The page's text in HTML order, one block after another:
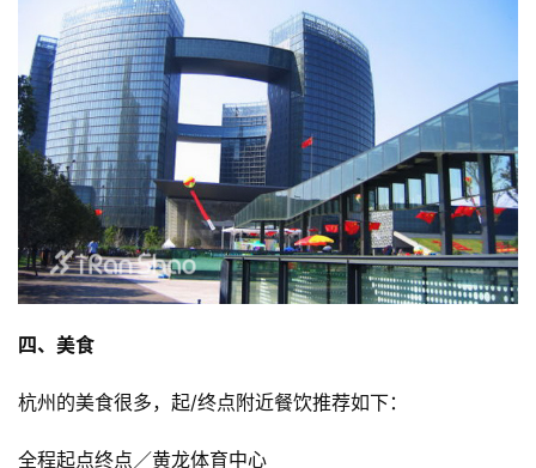
四、美食
杭州的美食很多，起/终点附近餐饮推荐如下：
全程起点终点／黄龙体育中心